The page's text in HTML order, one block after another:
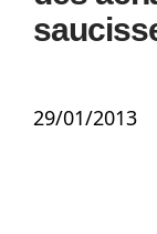
29/01/2013